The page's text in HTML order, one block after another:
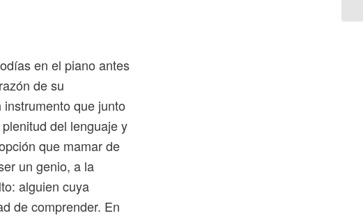
en el piano antes
de su
que junto
del lenguaje y
que mamar de
un genio, a la
alguien cuya
de comprender. En